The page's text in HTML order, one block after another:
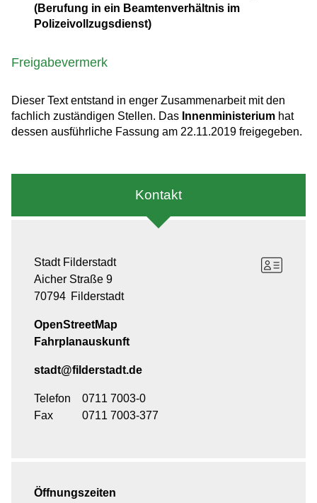
(Berufung in ein Beamtenverhältnis im
Polizeivollzugsdienst)
Freigabevermerk
Dieser Text entstand in enger Zusammenarbeit mit den
fachlich zuständigen Stellen. Das Innenministerium hat
dessen ausführliche Fassung am 22.11.2019 freigegeben.
Kontakt
Stadt Filderstadt
Aicher Straße 9
70794 Filderstadt
OpenStreetMap
Fahrplanauskunft
stadt@filderstadt.de
Telefon
0711 7003-0
Fax
0711 7003-377
Öffnungszeiten